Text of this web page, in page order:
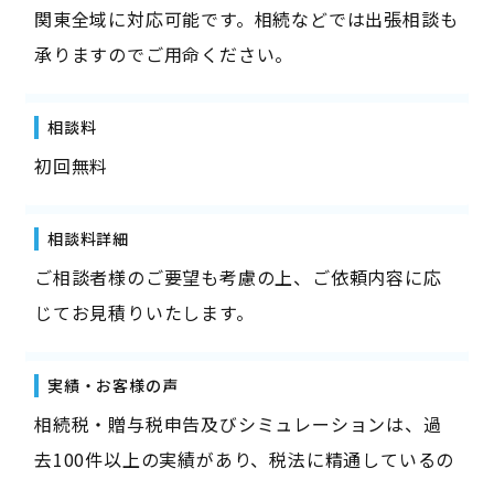
関東全域に対応可能です。相続などでは出張相談も
承りますのでご用命ください。
相談料
初回無料
相談料詳細
ご相談者様のご要望も考慮の上、ご依頼内容に応
じてお見積りいたします。
実績・お客様の声
相続税・贈与税申告及びシミュレーションは、過
去100件以上の実績があり、税法に精通しているの